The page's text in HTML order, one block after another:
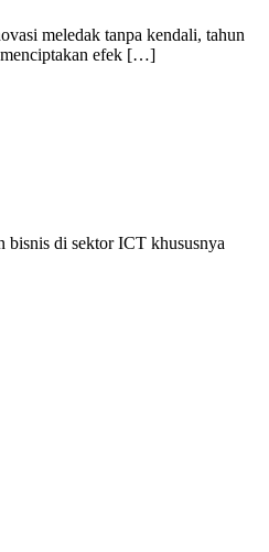
meledak tanpa kendali, tahun
menciptakan efek […]
bisnis di sektor ICT khususnya